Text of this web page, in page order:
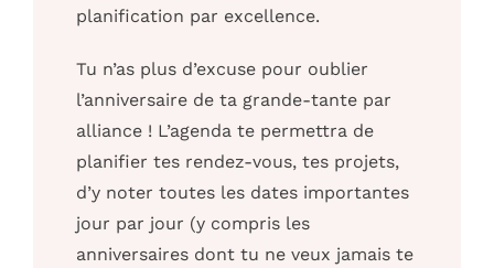
planification par excellence.
Tu n’as plus d’excuse pour oublier
l’anniversaire de ta grande-tante par
alliance ! L’agenda te permettra de
planifier tes rendez-vous, tes projets,
d’y noter toutes les dates importantes
jour par jour (y compris les
anniversaires dont tu ne veux jamais te